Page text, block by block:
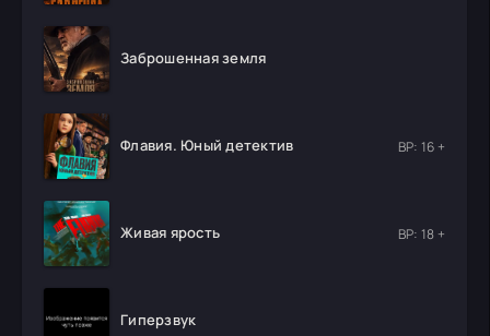
Заброшенная земля
Флавия. Юный детектив ВР: 16 +
Живая ярость ВР: 18 +
Гиперзвук